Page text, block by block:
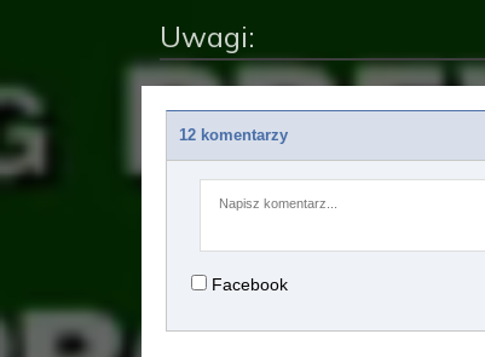
Uwagi:
12 komentarzy
Facebook